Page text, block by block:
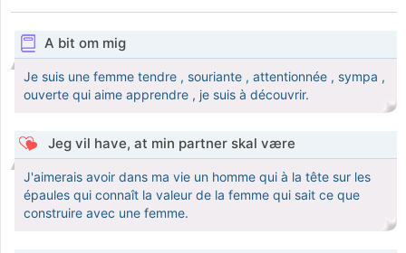
A bit om mig
Je suis une femme tendre , souriante , attentionnée , sympa ,
ouverte qui aime apprendre , je suis à découvrir.
Jeg vil have, at min partner skal være
J'aimerais avoir dans ma vie un homme qui à la tête sur les
épaules qui connaît la valeur de la femme qui sait ce que
construire avec une femme.